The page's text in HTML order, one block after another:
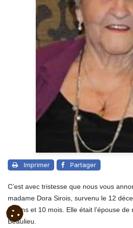
Imprimer Partager
C’est avec tristesse que nous vous
madame Dora Sirois, survenu le 12
89 ans et 10 mois. Elle était l’épouse de
Beaulieu.